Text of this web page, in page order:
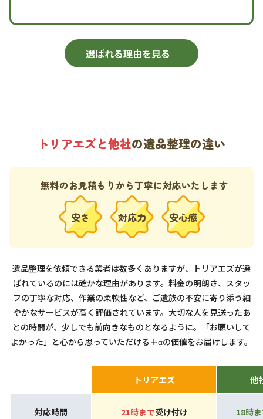
選ばれる理由を見る
トリアエズと他社の遺品整理の違い
安さ 対応力 安心感
無料のお見積もりから丁寧に対応いたします
遺品整理を依頼できる業者は数多くありますが、トリアエズが選
ばれているのには確かな理由があります。料金の明朗さ、スタッ
フの丁寧な対応、作業の柔軟性など、ご遺族の不安に寄り添う細
やかなサービスが高く評価されています。大切な人を見送ったあ
との時間が、少しでも前向きなものとなるように。「お願いして
よかった」と心から思っていただける＋αの価値をお届けします。
トリアエズ 他
対応時間 21時まで受け付け 18時